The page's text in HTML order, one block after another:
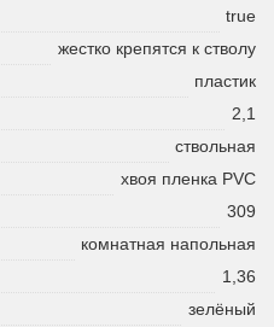
true
жестко крепятся к стволу
пластик
2,1
ствольная
хвоя пленка PVC
309
комнатная напольная
1,36
зелёный